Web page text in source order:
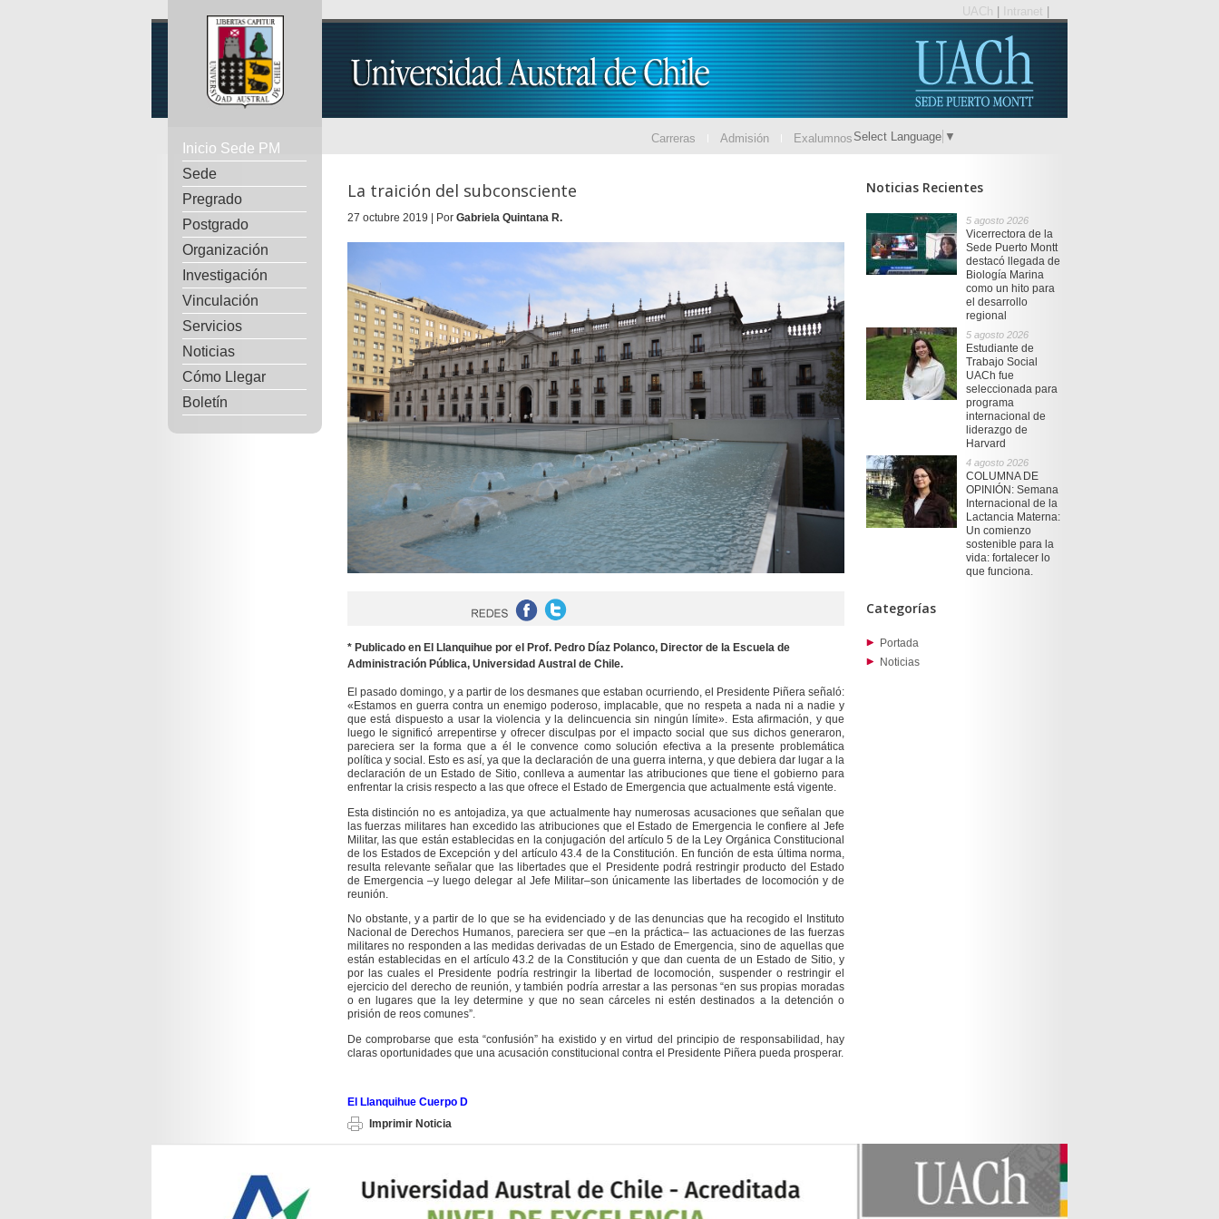
UACh Intranet
Inicio Sede PM
Sede
Pregrado
Postgrado
Organización
Investigación
Vinculación
Servicios
Noticias
Cómo Llegar
Boletín
Carreras Admisión Exalumnos Select Language ▼
La traición del subconsciente
27 octubre 2019 | Por Gabriela Quintana R.
* Publicado en El Llanquihue por el Prof. Pedro Díaz Polanco, Director de la Escuela de
Administración Pública, Universidad Austral de Chile.
El pasado domingo, y a partir de los desmanes que estaban ocurriendo, el Presidente Piñera señaló:
«Estamos en guerra contra un enemigo poderoso, implacable, que no respeta a nada ni a nadie y
que está dispuesto a usar la violencia y la delincuencia sin ningún límite». Esta afirmación, y que
luego le significó arrepentirse y ofrecer disculpas por el impacto social que sus dichos generaron,
pareciera ser la forma que a él le convence como solución efectiva a la presente problemática
política y social. Esto es así, ya que la declaración de una guerra interna, y que debiera dar lugar a la
declaración de un Estado de Sitio, conlleva a aumentar las atribuciones que tiene el gobierno para
enfrentar la crisis respecto a las que ofrece el Estado de Emergencia que actualmente está vigente.
Esta distinción no es antojadiza, ya que actualmente hay numerosas acusaciones que señalan que
las fuerzas militares han excedido las atribuciones que el Estado de Emergencia le confiere al Jefe
Militar, las que están establecidas en la conjugación del artículo 5 de la Ley Orgánica Constitucional
de los Estados de Excepción y del artículo 43.4 de la Constitución. En función de esta última norma,
resulta relevante señalar que las libertades que el Presidente podrá restringir producto del Estado
de Emergencia –y luego delegar al Jefe Militar–son únicamente las libertades de locomoción y de
reunión.
No obstante, y a partir de lo que se ha evidenciado y de las denuncias que ha recogido el Instituto
Nacional de Derechos Humanos, pareciera ser que –en la práctica– las actuaciones de las fuerzas
militares no responden a las medidas derivadas de un Estado de Emergencia, sino de aquellas que
están establecidas en el artículo 43.2 de la Constitución y que dan cuenta de un Estado de Sitio, y
por las cuales el Presidente podría restringir la libertad de locomoción, suspender o restringir el
ejercicio del derecho de reunión, y también podría arrestar a las personas “en sus propias moradas
o en lugares que la ley determine y que no sean cárceles ni estén destinados a la detención o
prisión de reos comunes”.
De comprobarse que esta “confusión” ha existido y en virtud del principio de responsabilidad, hay
claras oportunidades que una acusación constitucional contra el Presidente Piñera pueda prosperar.
El Llanquihue Cuerpo D
Imprimir Noticia
Noticias Recientes
5 agosto 2026
Vicerrectora de la
Sede Puerto Montt
destacó llegada de
Biología Marina
como un hito para
el desarrollo
regional
5 agosto 2026
Estudiante de
Trabajo Social
UACh fue
seleccionada para
programa
internacional de
liderazgo de
Harvard
4 agosto 2026
COLUMNA DE
OPINIÓN: Semana
Internacional de la
Lactancia Materna:
Un comienzo
sostenible para la
vida: fortalecer lo
que funciona.
Categorías
Portada
Noticias